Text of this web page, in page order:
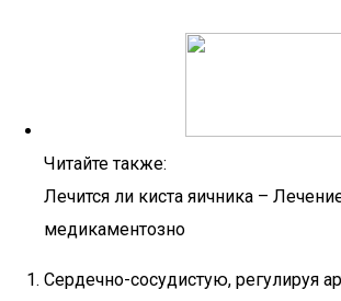
Читайте также:
Лечится ли киста яичника –
медикаментозно
Сердечно-сосудистую, регулируя